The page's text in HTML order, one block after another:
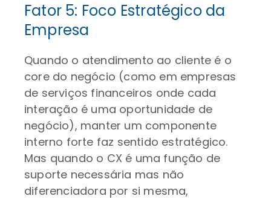
Fator 5: Foco Estratégico da
Empresa
Quando o atendimento ao cliente é o
core do negócio (como em empresas
de serviços financeiros onde cada
interação é uma oportunidade de
negócio), manter um componente
interno forte faz sentido estratégico.
Mas quando o CX é uma função de
suporte necessária mas não
diferenciadora por si mesma,